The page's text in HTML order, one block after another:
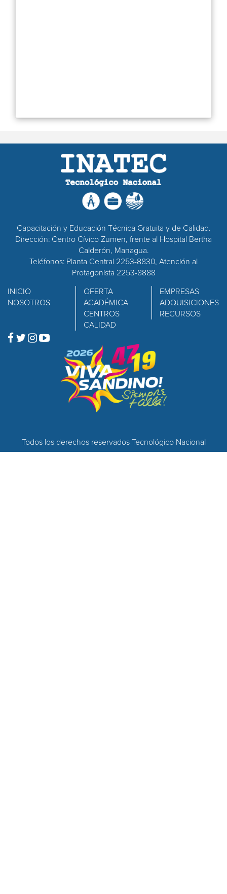
Capacitación y Educación Técnica Gratuita y de Calidad.
Dirección: Centro Cívico Zumen, frente al Hospital Bertha
Calderón, Managua.
Teléfonos: Planta Central 2253-8830, Atención al
Protagonista 2253-8888
INICIO
NOSOTROS
OFERTA
ACADÉMICA
CENTROS
CALIDAD
EMPRESAS
ADQUISICIONES
RECURSOS
Todos los derechos reservados Tecnológico Nacional